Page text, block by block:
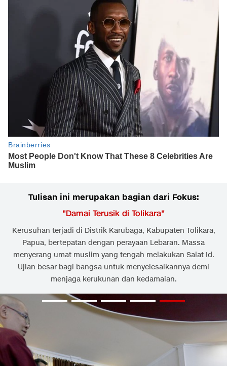
Tulisan ini merupakan bagian dari Fokus:
"Damai Terusik di Tolikara"
Kerusuhan terjadi di Distrik Karubaga, Kabupaten Tolikara,
Papua, bertepatan dengan perayaan Lebaran. Massa
menyerang umat muslim yang tengah melakukan Salat Id.
Ujian besar bagi bangsa untuk menyelesaikannya demi
menjaga kerukunan dan kedamaian.